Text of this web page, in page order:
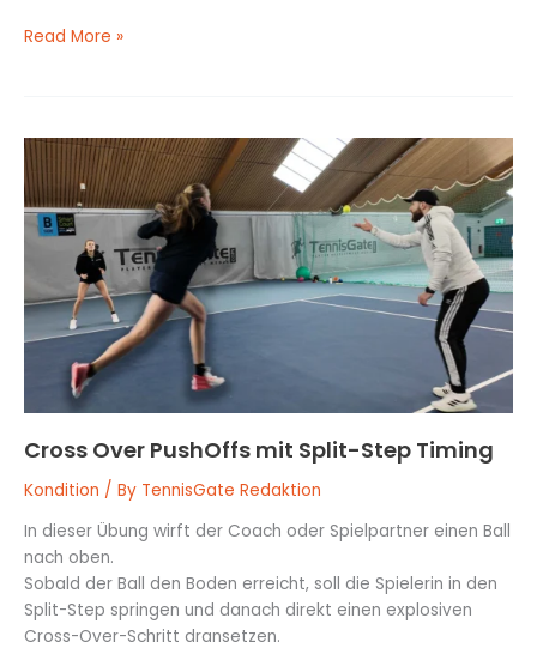
Read More »
Cross Over PushOffs mit Split-Step Timing
Kondition / By TennisGate Redaktion
In dieser Übung wirft der Coach oder Spielpartner einen Ball
nach oben.
Sobald der Ball den Boden erreicht, soll die Spielerin in den
Split-Step springen und danach direkt einen explosiven
Cross-Over-Schritt dransetzen.
Cross
Over
PushOffs
mit
Timing